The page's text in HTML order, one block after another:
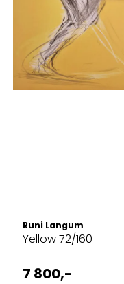
Runi Langum
Yellow 72/160
7 800,-